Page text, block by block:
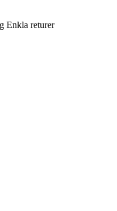
Enkla returer